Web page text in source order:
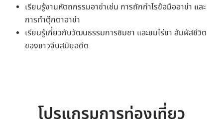
เรียนรู้งานหัตถกรรมอาข่าเช่น การถักกำไรข้อมืออาข่า และ
การทำตุ๊กตาอาข่า
เรียนรู้เกี่ยวกับวัฒนธรรมการชิมชา และชมไร่ชา สัมผัสชีวิต
ของชาวจีนสมัยอดีต
โปรแกรมการท่องเที่ยว